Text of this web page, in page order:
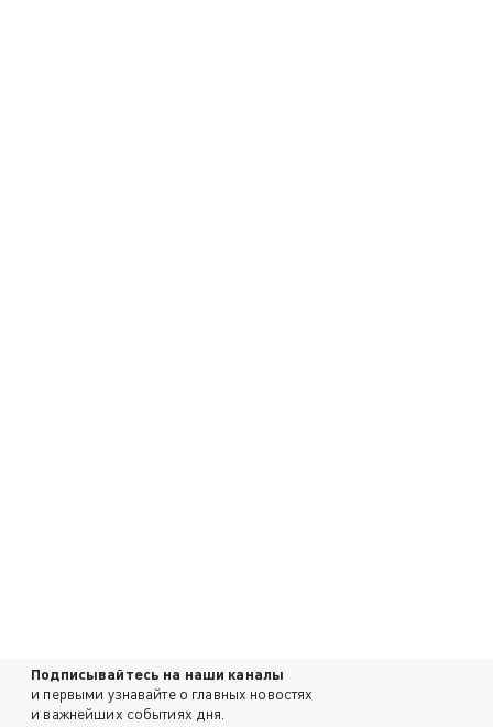
Подписывайтесь на наши каналы
и первыми узнавайте о главных новостях
и важнейших событиях дня.